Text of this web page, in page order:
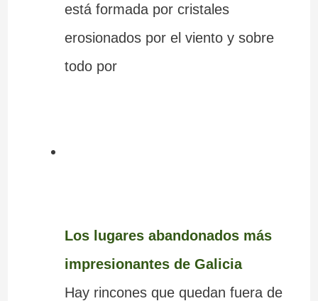
está formada por cristales
erosionados por el viento y sobre
todo por
Los lugares abandonados más
impresionantes de Galicia
Hay rincones que quedan fuera de